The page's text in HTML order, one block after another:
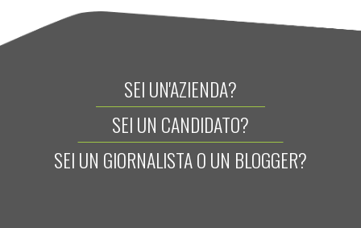
SEI UN'AZIENDA?
SEI UN CANDIDATO?
SEI UN GIORNALISTA O UN BLOGGER?